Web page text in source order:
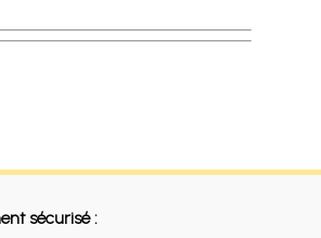
sécurisé :